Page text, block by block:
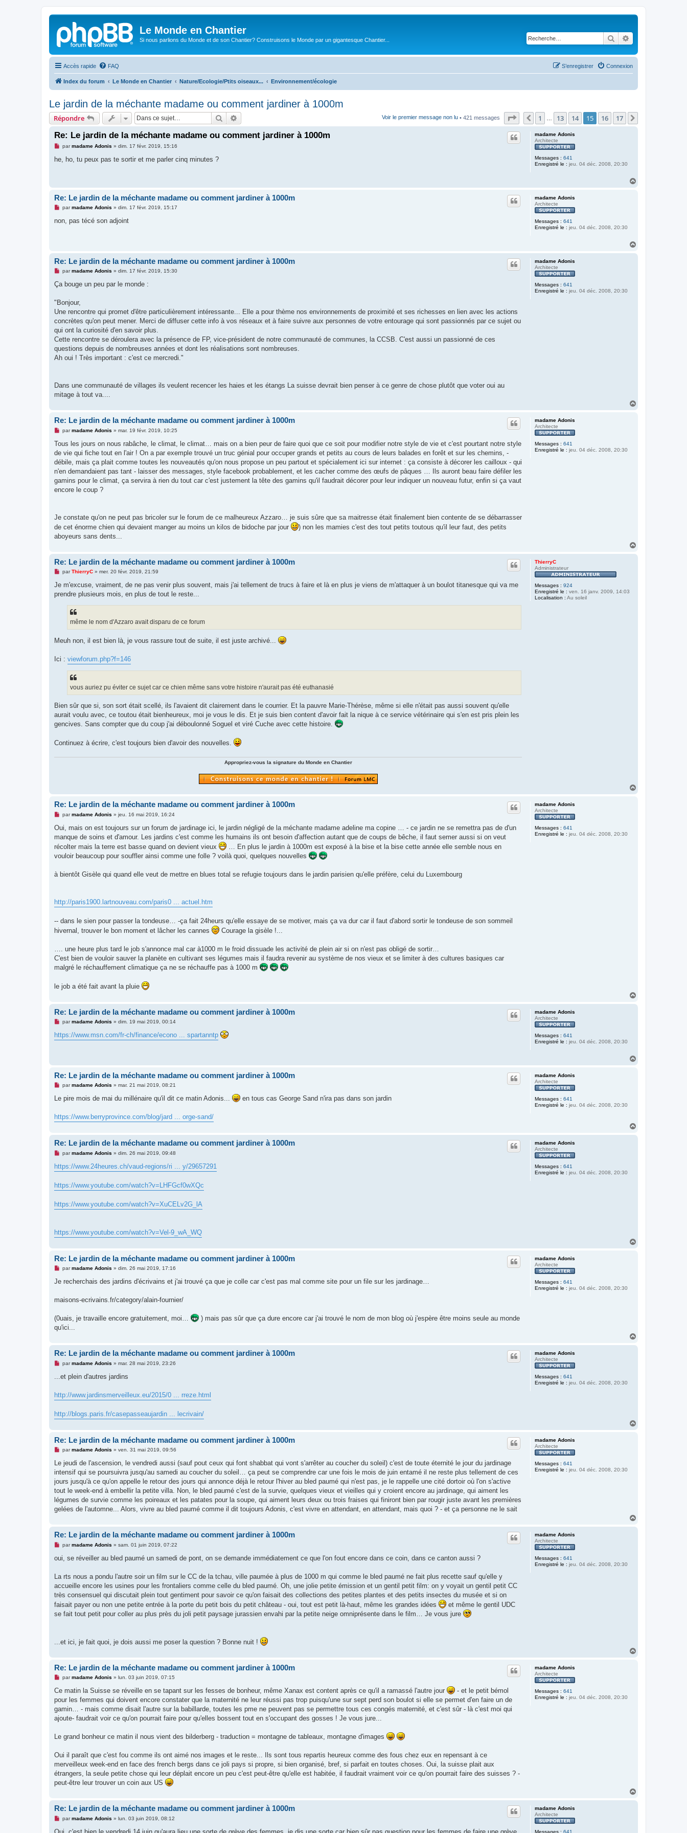
Le Monde en Chantier
Si nous parlions du Monde et de son Chantier? Construisons le Monde par un gigantesque Chantier... Rechercher
Accès rapide FAQ Connexion
S’enregistrer
Index du forum Le Monde en Chantier Nature/Ecologie/Ptits oiseaux... Environnement/écologie
Le jardin de la méchante madame ou comment jardiner à 1000m
Répondre Rechercher Voir le premier message non lu • 421 messages Page 15 17
Précédente
1 13 14 15 16 17
madame Adonis
Architecte
Messages : 641
Enregistré le : jeu. 04 déc. 2008, 20:30
Re: Le jardin de la méchante madame ou comment jardiner à 1000m
M
s
s
n
n
parmadame Adonis » dim. 17 févr. 2019, 15:16
he, ho, tu peux pas te sortir et me parler cinq minutes ?
madame Adonis
Architecte
Messages : 641
Enregistré le : jeu. 04 déc. 2008, 20:30
Re: Le jardin de la méchante madame ou comment jardiner à 1000m
M
s
n
u
parmadame Adonis » dim. 17 févr. 2019, 15:17
non, pas técé son adjoint
madame Adonis
Architecte
Messages : 641
Enregistré le : jeu. 04 déc. 2008, 20:30
Re: Le jardin de la méchante madame ou comment jardiner à 1000m
M
s
g
n
o
l
u
parmadame Adonis » dim. 17 févr. 2019, 15:30
Ça bouge un peu par le monde :
"Bonjour,
Une rencontre qui promet d'être particulièrement intéressante... Elle a pour thème nos environnements de proximité et ses richesses en lien avec les actions
concrètes qu'on peut mener. Merci de diffuser cette info à vos réseaux et à faire suivre aux personnes de votre entourage qui sont passionnés par ce sujet ou
qui ont la curiosité d'en savoir plus.
Cette rencontre se déroulera avec la présence de FP, vice-président de notre communauté de communes, la CCSB. C'est aussi un passionné de ces
questions depuis de nombreuses années et dont les réalisations sont nombreuses.
Ah oui ! Très important : c'est ce mercredi."
Dans une communauté de villages ils veulent recencer les haies et les étangs La suisse devrait bien penser à ce genre de chose plutôt que voter oui au
mitage à tout va....
madame Adonis
Architecte
Messages : 641
Enregistré le : jeu. 04 déc. 2008, 20:30
Re: Le jardin de la méchante madame ou comment jardiner à 1000m
M
s
a
g
n
o
l
parmadame Adonis » mar. 19 févr. 2019, 10:25
Tous les jours on nous rabâche, le climat, le climat… mais on a bien peur de faire quoi que ce soit pour modifier notre style de vie et c'est pourtant notre style
de vie qui fiche tout en l'air ! On a par exemple trouvé un truc génial pour occuper grands et petits au cours de leurs balades en forêt et sur les chemins, -
débile, mais ça plait comme toutes les nouveautés qu'on nous propose un peu partout et spécialement ici sur internet : ça consiste à décorer les cailloux - qui
n'en demandaient pas tant - laisser des messages, style facebook probablement, et les cacher comme des œufs de pâques … Ils auront beau faire défiler les
gamins pour le climat, ça servira à rien du tout car c'est justement la tête des gamins qu'il faudrait décorer pour leur indiquer un nouveau futur, enfin si ça vaut
encore le coup ?
Je constate qu'on ne peut pas bricoler sur le forum de ce malheureux Azzaro… je suis sûre que sa maitresse était finalement bien contente de se débarrasser
de cet énorme chien qui devaient manger au moins un kilos de bidoche par jour
) non les mamies c'est des tout petits toutous qu'il leur faut, des petits
aboyeurs sans dents...
ThierryC
Administrateur
Messages : 924
Enregistré le : ven. 16 janv. 2009, 14:03
Localisation : Au soleil
Re: Le jardin de la méchante madame ou comment jardiner à 1000m
M
s
a
u
parThierryC» mer. 20 févr. 2019, 21:59
Je m'excuse, vraiment, de ne pas venir plus souvent, mais j'ai tellement de trucs à faire et là en plus je viens de m'attaquer à un boulot titanesque qui va me
prendre plusieurs mois, en plus de tout le reste...
même le nom d'Azzaro avait disparu de ce forum
Meuh non, il est bien là, je vous rassure tout de suite, il est juste archivé...
Ici : viewforum.php?f=146
vous auriez pu éviter ce sujet car ce chien même sans votre histoire n'aurait pas été euthanasié
Bien sûr que si, son sort était scellé, ils l'avaient dit clairement dans le courrier. Et la pauvre Marie-Thérèse, même si elle n'était pas aussi souvent qu'elle
aurait voulu avec, ce toutou était bienheureux, moi je vous le dis. Et je suis bien content d'avoir fait la nique à ce service vétérinaire qui s'en est pris plein les
gencives. Sans compter que du coup j'ai déboulonné Soguel et viré Cuche avec cette histoire.
Continuez à écrire, c'est toujours bien d'avoir des nouvelles.
Appropriez-vous la signature du Monde en Chantier
madame Adonis
Architecte
Messages : 641
Enregistré le : jeu. 04 déc. 2008, 20:30
Re: Le jardin de la méchante madame ou comment jardiner à 1000m
M
s
a
g
e
n
l
parmadame Adonis » jeu. 16 mai 2019, 16:24
Oui, mais on est toujours sur un forum de jardinage ici, le jardin négligé de la méchante madame adeline ma copine … - ce jardin ne se remettra pas de d'un
manque de soins et d'amour. Les jardins c'est comme les humains ils ont besoin d'affection autant que de coups de bêche, il faut semer aussi si on veut
récolter mais la terre est basse quand on devient vieux
… En plus le jardin à 1000m est exposé à la bise et la bise cette année elle semble nous en
vouloir beaucoup pour souffler ainsi comme une folle ? voilà quoi, quelques nouvelles
à bientôt Gisèle qui quand elle veut de mettre en blues total se refugie toujours dans le jardin parisien qu'elle préfère, celui du Luxembourg
http://paris1900.lartnouveau.com/paris0 ... actuel.htm
-- dans le sien pour passer la tondeuse… -ça fait 24heurs qu'elle essaye de se motiver, mais ça va dur car il faut d'abord sortir le tondeuse de son sommeil
hivernal, trouver le bon moment et lâcher les cannes
Courage la gisèle !...
…. une heure plus tard le job s'annonce mal car à1000 m le froid dissuade les activité de plein air si on n'est pas obligé de sortir…
C'est bien de vouloir sauver la planète en cultivant ses légumes mais il faudra revenir au système de nos vieux et se limiter à des cultures basiques car
malgré le réchauffement climatique ça ne se réchauffe pas à 1000 m
le job a été fait avant la pluie
madame Adonis
Architecte
Messages : 641
Enregistré le : jeu. 04 déc. 2008, 20:30
Re: Le jardin de la méchante madame ou comment jardiner à 1000m
M
s
s
n
u
parmadame Adonis » dim. 19 mai 2019, 00:14
https://www.msn.com/fr-ch/finance/econo ... spartanntp
madame Adonis
Architecte
Messages : 641
Enregistré le : jeu. 04 déc. 2008, 20:30
Re: Le jardin de la méchante madame ou comment jardiner à 1000m
M
s
g
e
l
u
parmadame Adonis » mar. 21 mai 2019, 08:21
Le pire mois de mai du millénaire qu'il dit ce matin Adonis... en tous cas George Sand n'ira pas dans son jardin
https://www.berryprovince.com/blog/jard ... orge-sand/
madame Adonis
Architecte
Messages : 641
Enregistré le : jeu. 04 déc. 2008, 20:30
Re: Le jardin de la méchante madame ou comment jardiner à 1000m
M
s
s
g
e
o
n
parmadame Adonis » dim. 26 mai 2019, 09:48
https://www.24heures.ch/vaud-regions/ri ... y/29657291
https://www.youtube.com/watch?v=LHFGcf0wXQc
https://www.youtube.com/watch?v=XuCELv2G_lA
https://www.youtube.com/watch?v=Vel-9_wA_WQ
madame Adonis
Architecte
Messages : 641
Enregistré le : jeu. 04 déc. 2008, 20:30
Re: Le jardin de la méchante madame ou comment jardiner à 1000m
M
s
g
o
l
parmadame Adonis » dim. 26 mai 2019, 17:16
Je recherchais des jardins d'écrivains et j'ai trouvé ça que je colle car c'est pas mal comme site pour un file sur les jardinage…
maisons-ecrivains.fr/category/alain-fournier/
(0uais, je travaille encore gratuitement, moi…
) mais pas sûr que ça dure encore car j'ai trouvé le nom de mon blog où j'espère être moins seule au monde
qu'ici...
madame Adonis
Architecte
Messages : 641
Enregistré le : jeu. 04 déc. 2008, 20:30
Re: Le jardin de la méchante madame ou comment jardiner à 1000m
M
s
g
e
o
n
u
parmadame Adonis » mar. 28 mai 2019, 23:26
...et plein d'autres jardins
http://www.jardinsmerveilleux.eu/2015/0 ... rreze.html
http://blogs.paris.fr/casepasseaujardin ... lecrivain/
madame Adonis
Architecte
Messages : 641
Enregistré le : jeu. 04 déc. 2008, 20:30
Re: Le jardin de la méchante madame ou comment jardiner à 1000m
M
s
a
g
n
o
n
l
parmadame Adonis » ven. 31 mai 2019, 09:56
Le jeudi de l'ascension, le vendredi aussi (sauf pout ceux qui font shabbat qui vont s'arrêter au coucher du soleil) c'est de toute éternité le jour du jardinage
intensif qui se poursuivra jusqu'au samedi au coucher du soleil… ça peut se comprendre car une fois le mois de juin entamé il ne reste plus tellement de ces
jours jusqu'à ce qu'on appelle le retour des jours qui annonce déjà le retour l'hiver au bled paumé qui n'est pas, je le rappelle une cité dortoir où l'on s'active
tout le week-end à embellir la petite villa. Non, le bled paumé c'est de la survie, quelques vieux et vieilles qui y croient encore au jardinage, qui aiment les
légumes de survie comme les poireaux et les patates pour la soupe, qui aiment leurs deux ou trois fraises qui finiront bien par rougir juste avant les premières
gelées de l'automne... Alors, vivre au bled paumé comme il dit toujours Adonis, c'est vivre en attendant, en attendant, mais quoi ? - et ça personne ne le sait
madame Adonis
Architecte
Messages : 641
Enregistré le : jeu. 04 déc. 2008, 20:30
Re: Le jardin de la méchante madame ou comment jardiner à 1000m
M
s
g
n
o
l
u
parmadame Adonis » sam. 01 juin 2019, 07:22
oui, se réveiller au bled paumé un samedi de pont, on se demande immédiatement ce que l'on fout encore dans ce coin, dans ce canton aussi ?
La rts nous a pondu l'autre soir un film sur le CC de la tchau, ville paumée à plus de 1000 m qui comme le bled paumé ne fait plus recette sauf qu'elle y
accueille encore les usines pour les frontaliers comme celle du bled paumé. Oh, une jolie petite émission et un gentil petit film: on y voyait un gentil petit CC
très consensuel qui discutait plein tout gentiment pour savoir ce qu'on faisait des collections des petites plantes et des petits insectes du musée et si on
faisait payer ou non une petite entrée à la porte du petit bois du petit château - oui, tout est petit là-haut, même les grandes idées
et même le gentil UDC
se fait tout petit pour coller au plus près du joli petit paysage jurassien envahi par la petite neige omniprésente dans le film… Je vous jure
...et ici, je fait quoi, je dois aussi me poser la question ? Bonne nuit !
madame Adonis
Architecte
Messages : 641
Enregistré le : jeu. 04 déc. 2008, 20:30
Re: Le jardin de la méchante madame ou comment jardiner à 1000m
M
s
a
g
n
l
parmadame Adonis » lun. 03 juin 2019, 07:15
Ce matin la Suisse se réveille en se tapant sur les fesses de bonheur, même Xanax est content après ce qu'il a ramassé l'autre jour
- et le petit bémol
pour les femmes qui doivent encore constater que la maternité ne leur réussi pas trop puisqu'une sur sept perd son boulot si elle se permet d'en faire un de
gamin… - mais comme disait l'autre sur la babillarde, toutes les pme ne peuvent pas se permettre tous ces congés maternité, et c'est sûr - là c'est moi qui
ajoute- faudrait voir ce qu'on pourrait faire pour qu'elles bossent tout en s'occupant des gosses ! Je vous jure...
Le grand bonheur ce matin il nous vient des bilderberg - traduction = montagne de tableaux, montagne d'images
Oui il paraît que c'est fou comme ils ont aimé nos images et le reste... Ils sont tous repartis heureux comme des fous chez eux en repensant à ce
merveilleux week-end en face des french bergs dans ce joli pays si propre, si bien organisé, bref, si parfait en toutes choses. Oui, la suisse plait aux
étrangers, la seule petite chose qui leur déplait encore un peu c'est peut-être qu'elle est habitée, il faudrait vraiment voir ce qu'on pourrait faire des suisses ? -
peut-être leur trouver un coin aux US
madame Adonis
Architecte
Re: Le jardin de la méchante madame ou comment jardiner à 1000m
M
s
parmadame Adonis » lun. 03 juin 2019, 08:12